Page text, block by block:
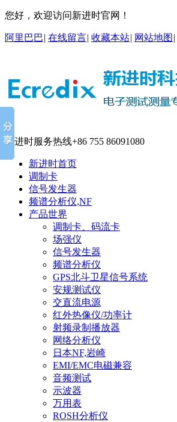
您好，欢迎访问新进时官网！
阿里巴巴| 在线留言| 收藏本站| 网站地图 |
新进时服务热线+86 755 86091080
新进时首页
调制卡
信号发生器
频谱分析仪,NF
产品世界
调制卡、码流卡
场强仪
信号发生器
频谱分析仪
GPS北斗卫星信号系统
安规测试仪
交直流电源
红外热像仪/功率计
射频录制播放器
网络分析仪
日本NF,岩崎
EMI/EMC电磁兼容
音频测试
示波器
万用表
ROSH分析仪